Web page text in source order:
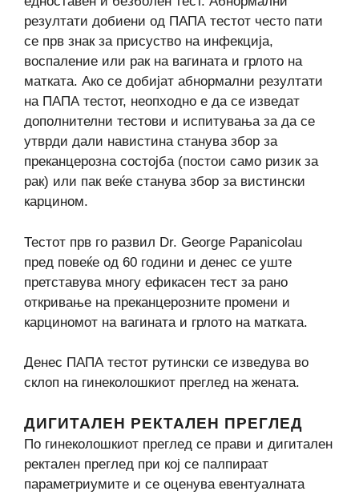
резултати добиени од ПАПА тестот често пати
се прв знак за присуство на инфекција,
воспаление или рак на вагината и грлото на
матката. Ако се добијат абнормални резултати
на ПАПА тестот, неопходно е да се изведат
дополнителни тестови и испитувања за да се
утврди дали навистина станува збор за
преканцерозна состојба (постои само ризик за
рак) или пак веќе станува збор за вистински
карцином.
Тестот прв го развил Dr. George Papanicolau
пред повеќе од 60 години и денес се уште
претставува многу ефикасен тест за рано
откривање на преканцерозните промени и
карциномот на вагината и грлото на матката.
Денес ПАПА тестот рутински се изведува во
склоп на гинеколошкиот преглед на жената.
ДИГИТАЛЕН РЕКТАЛЕН ПРЕГЛЕД
По гинеколошкиот преглед се прави и дигитален
ректален преглед при кој се палпираат
параметриумите и се оценува евентуалната